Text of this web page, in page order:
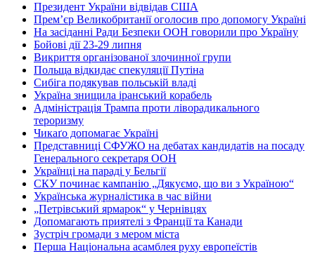
Президент України відвідав США
Прем’єр Великобританії оголосив про допомогу Україні
На засіданні Ради Безпеки ООН говорили про Україну
Бойові дії 23-29 липня
Викриття організованої злочинної групи
Польща відкидає спекуляції Путіна
Сибіга подякував польській владі
Україна знищила іранський корабель
Адміністрація Трампа проти ліворадикального
тероризму
Чикаґо допомагає Україні
Представниці СФУЖО на дебатах кандидатів на посаду
Генерального секретаря ООН
Українці на параді у Бельгії
СКУ починає кампанію „Дякуємо, що ви з Україною“
Українська журналістика в час війни
„Петрівський ярмарок“ у Чернівцях
Допомагають приятелі з Франції та Канади
Зустріч громади з мером міста
Перша Національна асамблея руху европеїстів